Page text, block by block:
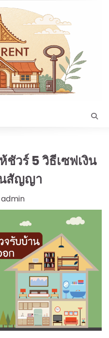
ชัวร์ 5 วิธีเซฟเงิน
สัญญา
admin